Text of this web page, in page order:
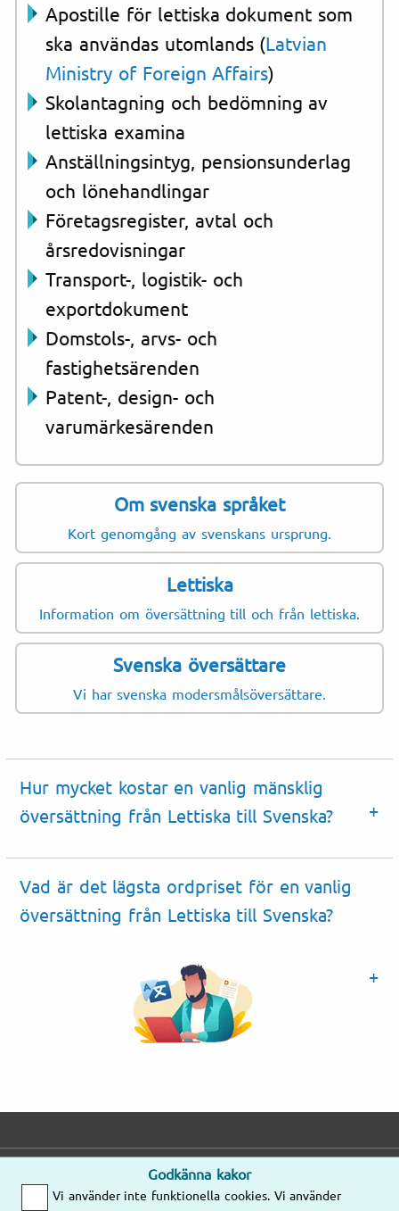
Apostille för lettiska dokument som
ska användas utomlands (Latvian
Ministry of Foreign Affairs)
Skolantagning och bedömning av
lettiska examina
Anställningsintyg, pensionsunderlag
och lönehandlingar
Företagsregister, avtal och
årsredovisningar
Transport-, logistik- och
exportdokument
Domstols-, arvs- och
fastighetsärenden
Patent-, design- och
varumärkesärenden
Om svenska språket
Kort genomgång av svenskans ursprung.
Lettiska
Information om översättning till och från lettiska.
Svenska översättare
Vi har svenska modersmålsöversättare.
Hur mycket kostar en vanlig mänsklig
översättning från Lettiska till Svenska?
Vad är det lägsta ordpriset för en vanlig
översättning från Lettiska till Svenska?
Godkänna kakor
Vi använder inte funktionella cookies. Vi använder
E-post Telefon